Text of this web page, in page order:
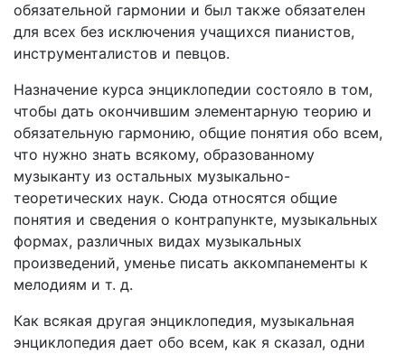
обязательной гармонии и был также обязателен
для всех без исключения учащихся пианистов,
инструменталистов и певцов.
Назначение курса энциклопедии состояло в том,
чтобы дать окончившим элементарную теорию и
обязательную гармонию, общие понятия обо всем,
что нужно знать всякому, образованному
музыканту из остальных музыкально-
теоретических наук. Сюда относятся общие
понятия и сведения о контрапункте, музыкальных
формах, различных видах музыкальных
произведений, уменье писать аккомпанементы к
мелодиям и т. д.
Как всякая другая энциклопедия, музыкальная
энциклопедия дает обо всем, как я сказал, одни